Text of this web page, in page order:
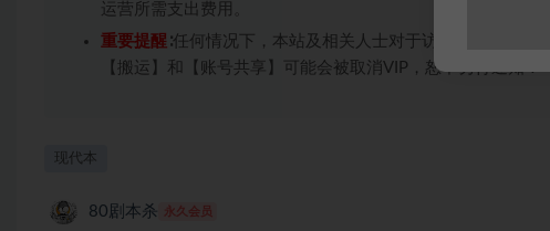
运营所需支出费用。
重要提醒 ∶任何情况下，本站及相关人士对于访问或购买使用
【搬运】和【账号共享】可能会被取消VIP，恕不另行通知！
现代本
80剧本杀 永久会员